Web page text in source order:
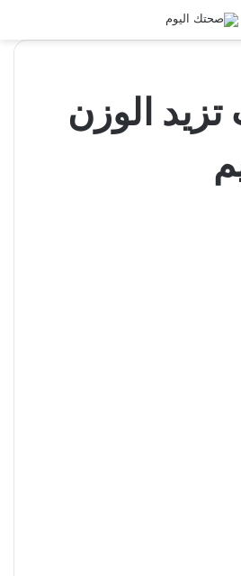
تزيد الوزن